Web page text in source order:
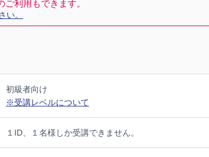
利用もできます。
い。
初級者向け
※受講レベルについて
１ID、１名様しか受講できません。